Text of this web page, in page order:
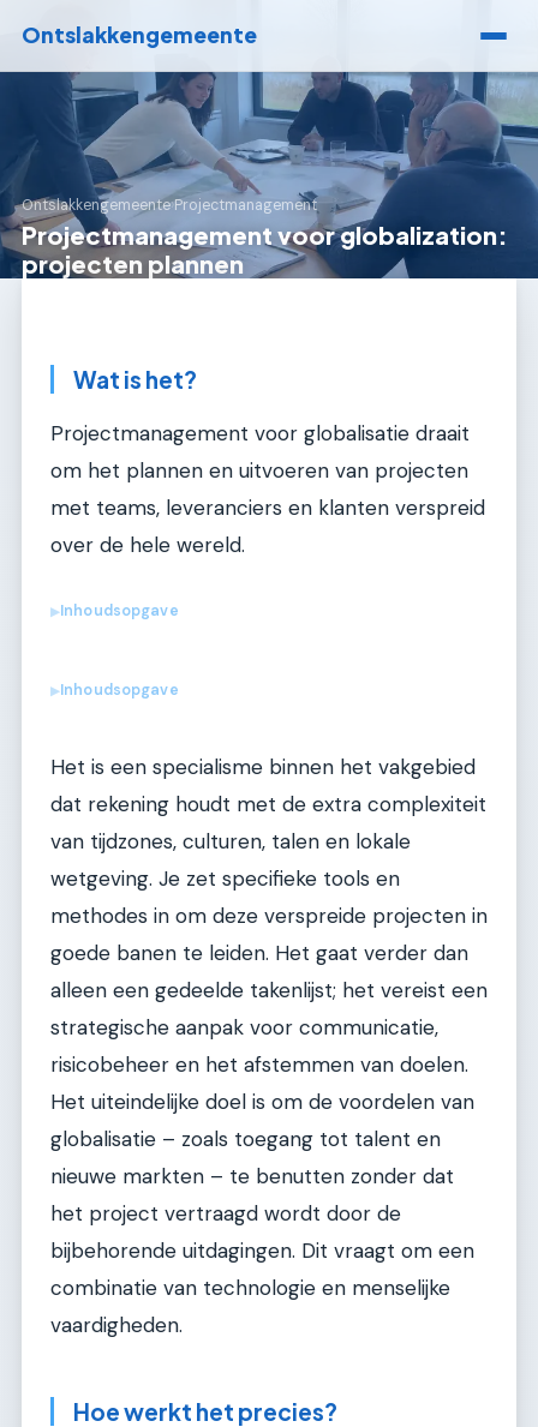
Ontslakkengemeente
Ontslakkengemeente›Projectmanagement
Projectmanagement voor globalization:
projecten plannen
Wat is het?
Projectmanagement voor globalisatie draait
om het plannen en uitvoeren van projecten
met teams, leveranciers en klanten verspreid
over de hele wereld.
▶Inhoudsopgave
▶Inhoudsopgave
Het is een specialisme binnen het vakgebied
dat rekening houdt met de extra complexiteit
van tijdzones, culturen, talen en lokale
wetgeving. Je zet specifieke tools en
methodes in om deze verspreide projecten in
goede banen te leiden. Het gaat verder dan
alleen een gedeelde takenlijst; het vereist een
strategische aanpak voor communicatie,
risicobeheer en het afstemmen van doelen.
Het uiteindelijke doel is om de voordelen van
globalisatie – zoals toegang tot talent en
nieuwe markten – te benutten zonder dat
het project vertraagd wordt door de
bijbehorende uitdagingen. Dit vraagt om een
combinatie van technologie en menselijke
vaardigheden.
Hoe werkt het precies?